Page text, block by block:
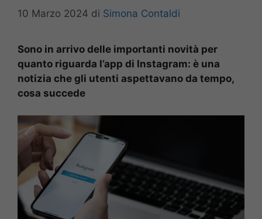
10 Marzo 2024 di Simona Contaldi
Sono in arrivo delle importanti novità per
quanto riguarda l’app di Instagram: è una
notizia che gli utenti aspettavano da tempo,
cosa succede